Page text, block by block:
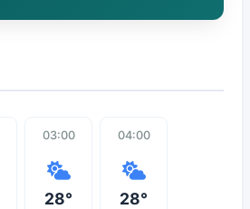
03:00
28°
04:00
28°